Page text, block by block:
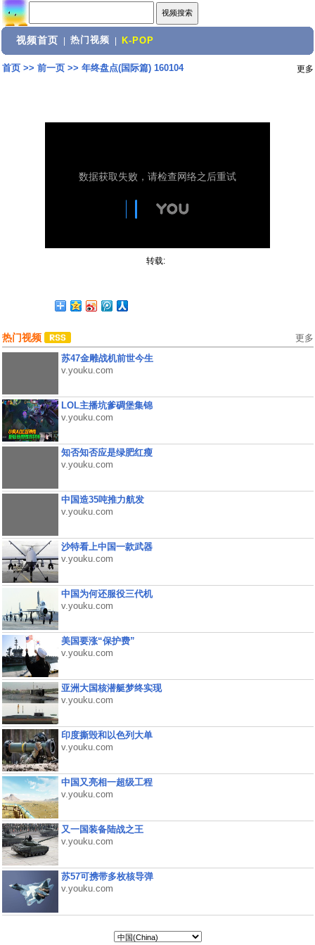
视频首页 热门视频 K-POP
首页>> 前一页>> 年终盘点(国际篇) 160104 更多
转载:
热门视频 更多
苏47金雕战机前世今生
v.youku.com
LOL主播坑爹碉堡集锦
v.youku.com
知否知否应是绿肥红瘦
v.youku.com
中国造35吨推力航发
v.youku.com
沙特看上中国一款武器
v.youku.com
中国为何还服役三代机
v.youku.com
美国要涨“保护费”
v.youku.com
亚洲大国核潜艇梦终实现
v.youku.com
印度撕毁和以色列大单
v.youku.com
中国又亮相一超级工程
v.youku.com
又一国装备陆战之王
v.youku.com
苏57可携带多枚核导弹
v.youku.com